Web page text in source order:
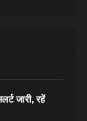
जारी, रहें